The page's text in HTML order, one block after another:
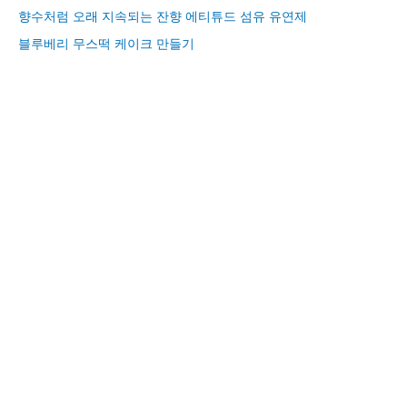
향수처럼 오래 지속되는 잔향 에티튜드 섬유 유연제
블루베리 무스떡 케이크 만들기